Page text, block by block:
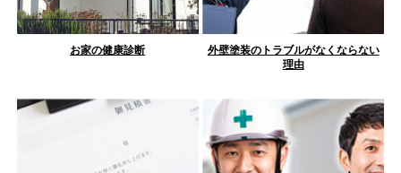
お家の健康診断
外壁塗装のトラブルがなくならない
理由